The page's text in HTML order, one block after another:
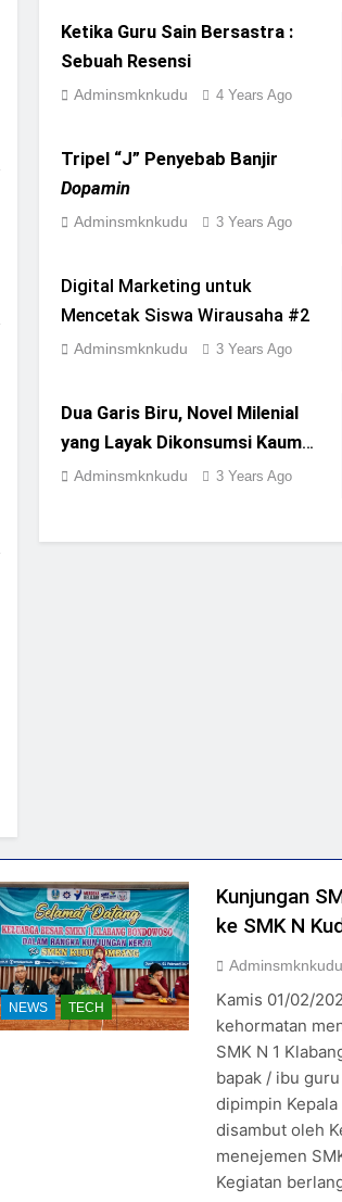
Ketika Guru Sain Bersastra :
Sebuah Resensi
Adminsmknkudu 4 Years Ago
Tripel “J” Penyebab Banjir
Dopamin
Adminsmknkudu 3 Years Ago
Digital Marketing untuk
Mencetak Siswa Wirausaha #2
Adminsmknkudu 3 Years Ago
Dua Garis Biru, Novel Milenial
yang Layak Dikonsumsi Kaum
Kolonial
Adminsmknkudu 3 Years Ago
NEWS TECH
Kunjungan
ke SMK N
Adminsmknkudu
Kamis 01/02/
kehormatan
SMK N 1
bapak / ibu
dipimpin
disambut oleh
menejemen
Kegiatan